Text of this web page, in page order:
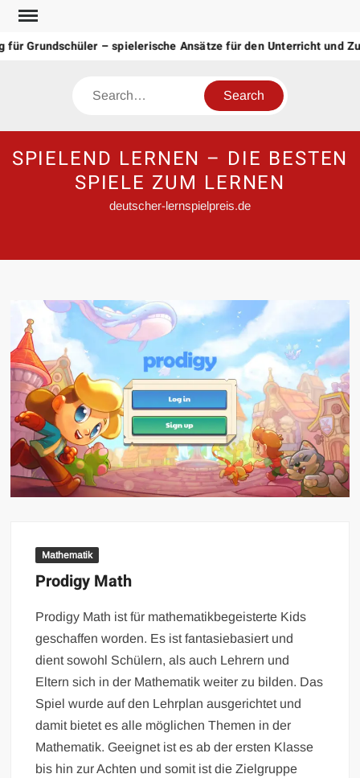
Skip
content
Grundschüler – spielerische Ansätze für den Unterricht und
Search
SPIELEND LERNEN – DIE BESTEN
SPIELE ZUM LERNEN
deutscher-lernspielpreis.de
Mathematik
Prodigy Math
Prodigy Math ist für mathematikbegeisterte Kids
geschaffen worden. Es ist fantasiebasiert und
dient sowohl Schülern, als auch Lehrern und
Eltern sich in der Mathematik weiter zu bilden. Das
Spiel wurde auf den Lehrplan ausgerichtet und
damit bietet es alle möglichen Themen in der
Mathematik. Geeignet ist es ab der ersten Klasse
bis hin zur Achten und somit ist die Zielgruppe